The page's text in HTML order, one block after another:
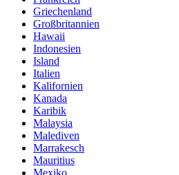
Griechenland
Großbritannien
Hawaii
Indonesien
Island
Italien
Kalifornien
Kanada
Karibik
Malaysia
Malediven
Marrakesch
Mauritius
Mexiko